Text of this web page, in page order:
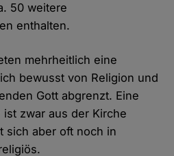
50 weitere
enthalten.
mehrheitlich eine
bewusst von Religion und
Gott abgrenzt. Eine
zwar aus der Kirche
sich aber oft noch in